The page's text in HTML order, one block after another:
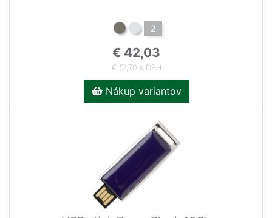
2
€ 42,03
€ 51,70 s DPH
Nákup variantov